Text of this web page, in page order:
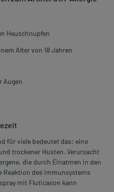
Heuschnupfen
Alter von 18 Jahren
Augen
für viele bedeutet das: eine
trockener Husten. Verursacht
die durch Einatmen in den
Reaktion des Immunsystems
mit Fluticason kann